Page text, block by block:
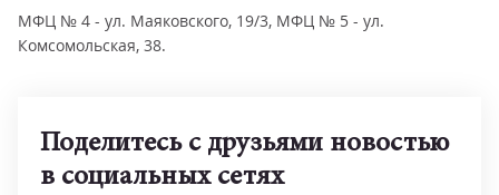
МФЦ № 4 - ул. Маяковского, 19/3, МФЦ № 5 - ул.
Комсомольская, 38.
Поделитесь с друзьями новостью
в социальных сетях